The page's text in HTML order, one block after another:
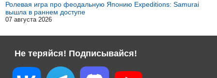
Ролевая игра про феодальную Японию Expeditions: Samurai
вышла в раннем доступе
07 августа 2026
Не теряйся! Подписывайся!